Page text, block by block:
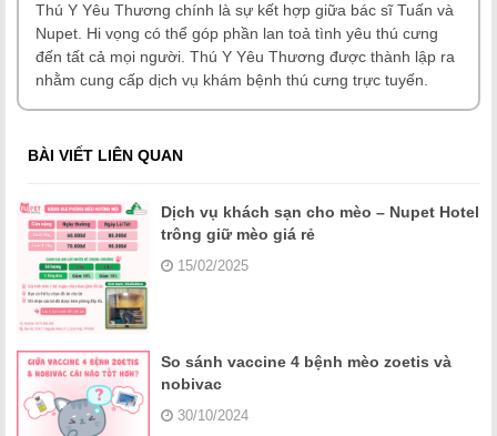
Thú Y Yêu Thương chính là sự kết hợp giữa bác sĩ Tuấn và
Nupet. Hi vọng có thể góp phần lan toả tình yêu thú cưng
đến tất cả mọi người. Thú Y Yêu Thương được thành lập ra
nhằm cung cấp dịch vụ khám bệnh thú cưng trực tuyến.
BÀI VIẾT LIÊN QUAN
Dịch vụ khách sạn cho mèo – Nupet Hotel
trông giữ mèo giá rẻ
15/02/2025
So sánh vaccine 4 bệnh mèo zoetis và
nobivac
30/10/2024